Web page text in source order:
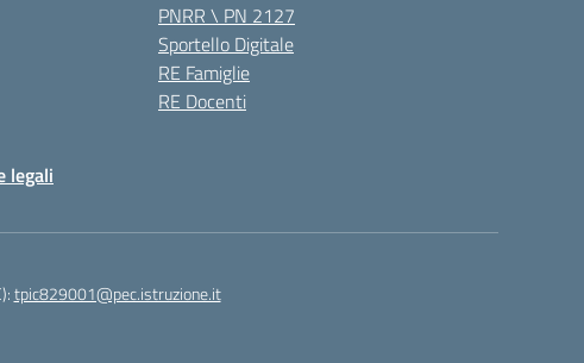
PNRR \ PN 2127
Sportello Digitale
RE Famiglie
RE Docenti
legali
tpic829001@pec.istruzione.it